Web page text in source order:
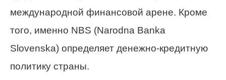
международной финансовой арене. Кроме
того, именно NBS (Narodna Banka
Slovenska) определяет денежно-кредитную
политику страны.